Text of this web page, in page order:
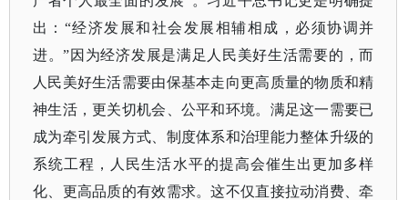
出：“经济发展和社会发展相辅相成，必须协调并
进。”因为经济发展是满足人民美好生活需要的，而
人民美好生活需要由保基本走向更高质量的物质和精
神生活，更关切机会、公平和环境。满足这一需要已
成为牵引发展方式、制度体系和治理能力整体升级的
系统工程，人民生活水平的提高会催生出更加多样
化、更高品质的有效需求。这不仅直接拉动消费、牵